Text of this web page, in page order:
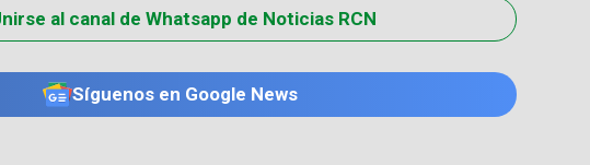
al canal de Whatsapp de Noticias RCN
Síguenos en Google News